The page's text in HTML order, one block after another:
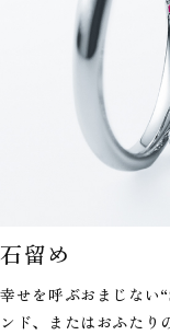
石留め
幸せを呼ぶおまじない
ンド、またはおふたり